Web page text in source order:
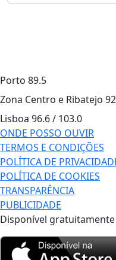
Porto 89.5
Zona Centro e Ribatejo
Lisboa 96.6 / 103.0
ONDE POSSO OUVIR
TERMOS E CONDIÇÕES
POLÍTICA DE
POLÍTICA DE COOKIES
TRANSPARÊNCIA
PUBLICIDADE
Disponível